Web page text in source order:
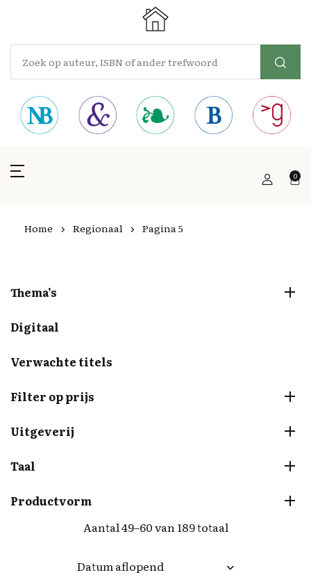
0
Home Regionaal Pagina 5
Aantal 49–60 van 189 totaal
Datum aflopend
Thema’s
Digitaal
Verwachte titels
Filter op prijs
Uitgeverij
Taal
Productvorm